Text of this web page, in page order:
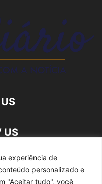
experiência de
personalizado e
"Aceitar tudo", você
US